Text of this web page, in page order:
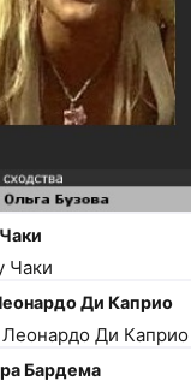
Ди Каприо
Бардема